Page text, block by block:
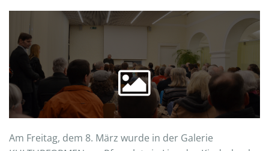
Am Freitag, dem 8. März wurde in der Galerie